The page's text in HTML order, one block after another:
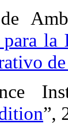
la
”,